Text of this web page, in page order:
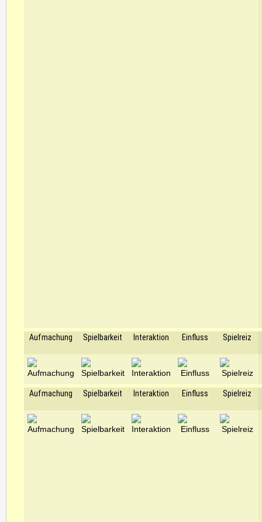
Aufmachung Spielbarkeit Interaktion Einfluss Spielreiz
Aufmachung Spielbarkeit Interaktion Einfluss Spielreiz